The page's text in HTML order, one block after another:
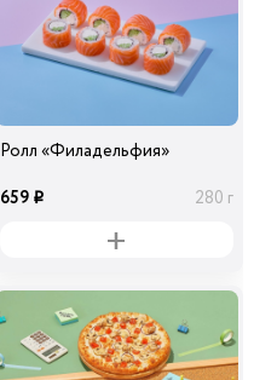
Ролл «Филадельфия»
659 i 280 г